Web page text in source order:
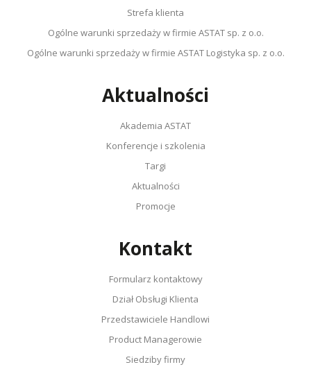
Strefa klienta
Ogólne warunki sprzedaży w firmie ASTAT sp. z o.o.
Ogólne warunki sprzedaży w firmie ASTAT Logistyka sp. z o.o.
Aktualności
Akademia ASTAT
Konferencje i szkolenia
Targi
Aktualności
Promocje
Kontakt
Formularz kontaktowy
Dział Obsługi Klienta
Przedstawiciele Handlowi
Product Managerowie
Siedziby firmy